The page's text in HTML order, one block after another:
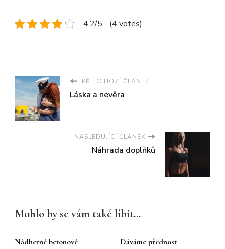
4.2/5 - (4 votes)
PŘEDCHOZÍ ČLÁNEK
Láska a nevěra
NASLEDUJÍCÍ ČLÁNEK
Náhrada doplňků
Mohlo by se vám také líbit...
Nádherné betonové
Dáváme přednost